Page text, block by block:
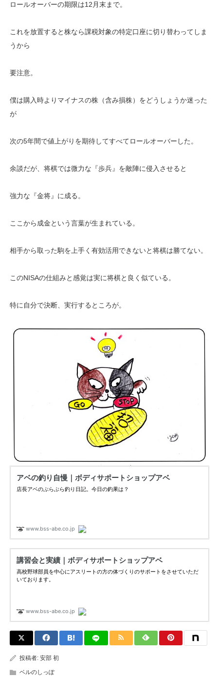
ロールオーバーの期限は12月末まで。
これを放置すると株なら課税対象の特定口座に切り替わってしま
うから
要注意。
僕は購入時よりマイナスの株（含み損株）をどうしょうか迷った
が
次の5年間で値上がりを期待してすべてロールオーバーした。
余談だが、将棋では微力な『歩兵』を敵陣に侵入させると
強力な『金将』に成る。
ここから成金という言葉が生まれている。
相手から取った駒を上手く有効活用できないと将棋は勝てない。
このNISAの仕組みと感覚は実に将棋と良く似ている。
特に自分で決断、実行するところが。
投稿者: 安部 初
ベルのしっぽ